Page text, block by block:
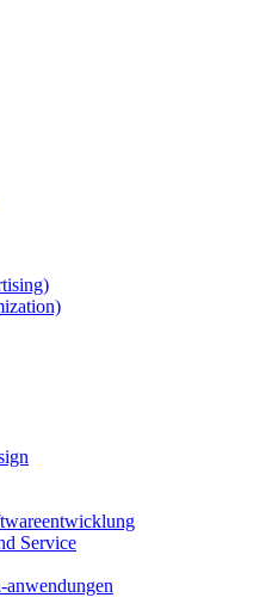
Service
anwendungen